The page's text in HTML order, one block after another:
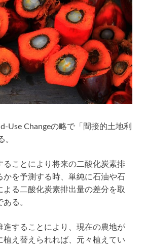
Use Changeの略で「間接的土地利
。
ることにより将来の二酸化炭素排
かを予測する時、単純に石油や石
よる二酸化炭素排出量の差分を取
る。
進することにより、現在の農地が
植え替えられれば、元々植えてい